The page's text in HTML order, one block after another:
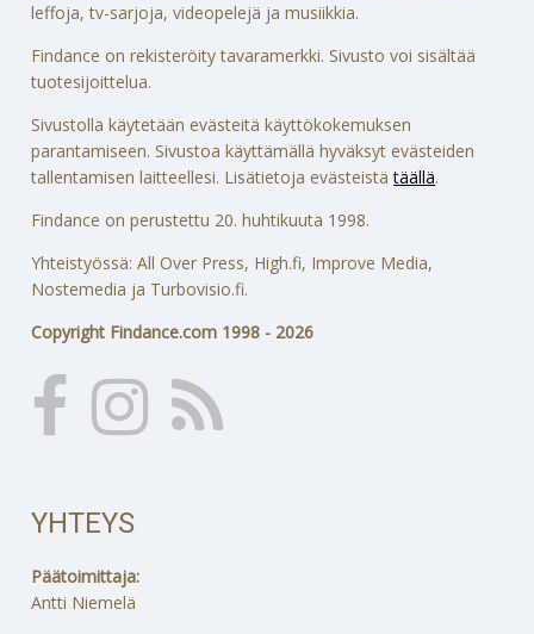
leffoja, tv-sarjoja, videopelejä ja musiikkia.
Findance on rekisteröity tavaramerkki. Sivusto voi sisältää
tuotesijoittelua.
Sivustolla käytetään evästeitä käyttökokemuksen
parantamiseen. Sivustoa käyttämällä hyväksyt evästeiden
tallentamisen laitteellesi. Lisätietoja evästeistätäällä.
Findance on perustettu 20. huhtikuuta 1998.
Yhteistyössä: All Over Press, High.fi, Improve Media,
Nostemedia ja Turbovisio.fi.
Copyright Findance.com 1998 - 2026
YHTEYS
Päätoimittaja:
Antti Niemelä